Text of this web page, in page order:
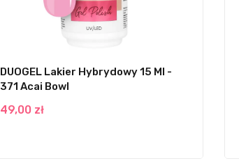
DUOGEL Lakier Hybrydowy 15 Ml -
371 Acai Bowl
49,00 zł